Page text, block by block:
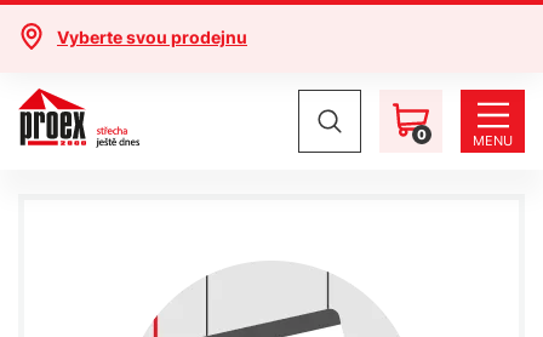
Vyberte svou prodejnu
0 MENU